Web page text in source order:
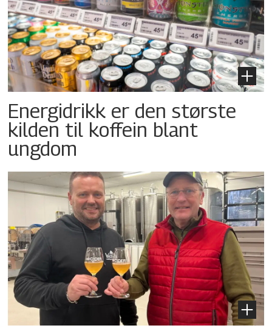
Energidrikk er den største
kilden til koffein blant
ungdom